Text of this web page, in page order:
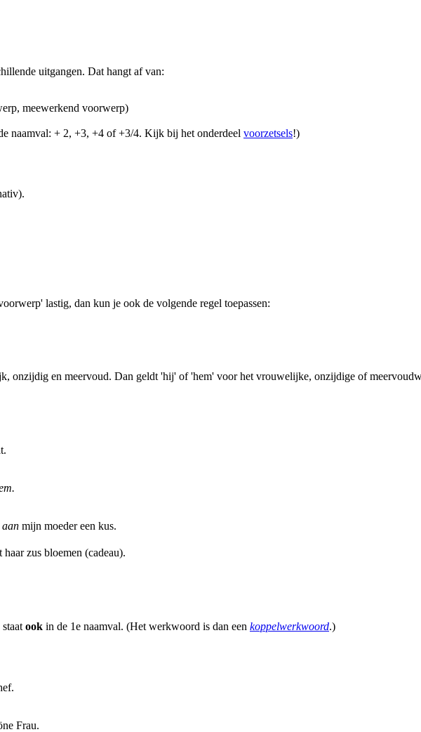
uitgangen. Dat hangt af van:
meewerkend voorwerp)
naamval: + 2, +3, +4 of +3/4. Kijk bij het onderdeel voorzetsels!)
lastig, dan kun je ook de volgende regel toepassen:
onzijdig en meervoud. Dan geldt 'hij' of 'hem' voor het vrouwelijke, onzijdige of
aan mijn moeder een kus.
haar zus bloemen (cadeau).
ook in de 1e naamval. (Het werkwoord is dan een koppelwerkwoord.)
Frau.